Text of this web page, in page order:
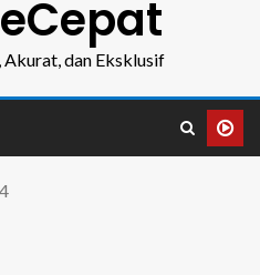
dan Eksklusif